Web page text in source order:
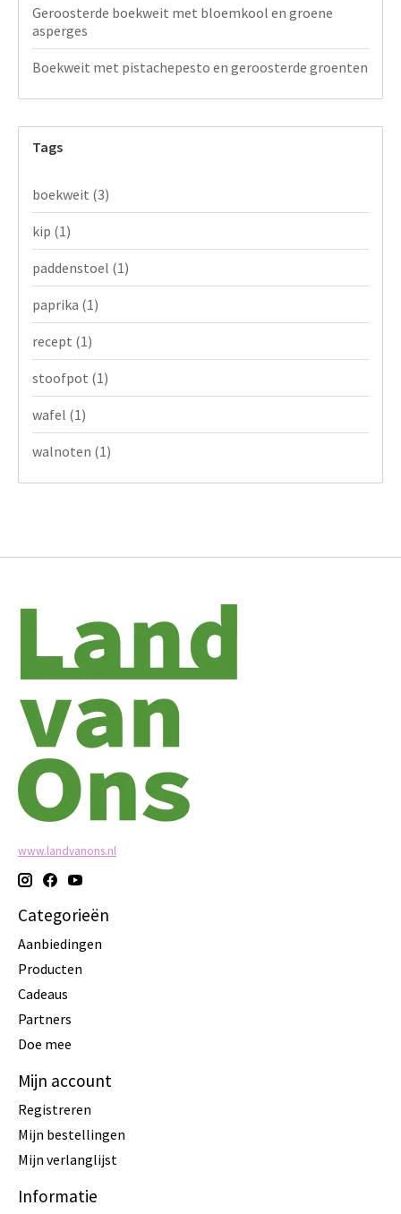
Geroosterde boekweit met bloemkool en groene
asperges
Boekweit met pistachepesto en geroosterde groenten
Tags
boekweit (3)
kip (1)
paddenstoel (1)
paprika (1)
recept (1)
stoofpot (1)
wafel (1)
walnoten (1)
www.landvanons.nl
Categorieën
Aanbiedingen
Producten
Cadeaus
Partners
Doe mee
Mijn account
Registreren
Mijn bestellingen
Mijn verlanglijst
Informatie